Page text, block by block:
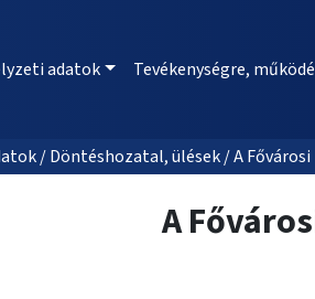
adatok Tevékenységre,
/ Döntéshozatal, ülések / A
A